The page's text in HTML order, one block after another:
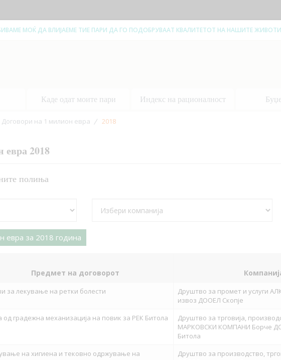
МОЌ ДА ВЛИЈАЕМЕ ТИЕ ПАРИ ДА ГО ПОДОБРУВААТ КВАЛИТЕТОТ НА НАШИТЕ
Каде одат моите пари Индекс на рационалност
Договори на 1 милион евра 2018
2018
полиња
евра за 2018 година
Предмет на договорот
за лекување на ретки болести
Друштво за промет и услуги
извоз ДООЕЛ Скопје
од градежна механизација на повик за РЕК Битола
Друштво за трговија,
МАРКОВСКИ КОМПАНИ Борче
Битола
на хигиена и тековно одржување на
Друштво за производство,